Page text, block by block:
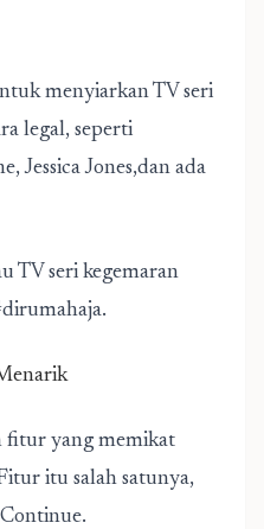
menyiarkan TV seri
legal, seperti
Jessica Jones,dan ada
TV seri kegemaran
fitur yang memikat
itu salah satunya,